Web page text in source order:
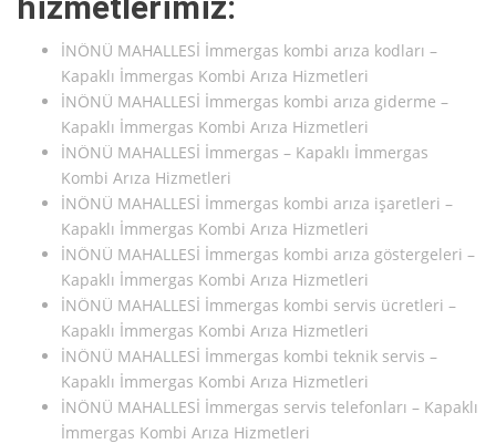
İNÖNÜ MAHALLESİ İmmergas kombi arıza kodları –
Kapaklı İmmergas Kombi Arıza Hizmetleri
İNÖNÜ MAHALLESİ İmmergas kombi arıza giderme –
Kapaklı İmmergas Kombi Arıza Hizmetleri
İNÖNÜ MAHALLESİ İmmergas – Kapaklı İmmergas
Kombi Arıza Hizmetleri
İNÖNÜ MAHALLESİ İmmergas kombi arıza işaretleri –
Kapaklı İmmergas Kombi Arıza Hizmetleri
İNÖNÜ MAHALLESİ İmmergas kombi arıza göstergeleri –
Kapaklı İmmergas Kombi Arıza Hizmetleri
İNÖNÜ MAHALLESİ İmmergas kombi servis ücretleri –
Kapaklı İmmergas Kombi Arıza Hizmetleri
İNÖNÜ MAHALLESİ İmmergas kombi teknik servis –
Kapaklı İmmergas Kombi Arıza Hizmetleri
İNÖNÜ MAHALLESİ İmmergas servis telefonları – Kapaklı
İmmergas Kombi Arıza Hizmetleri